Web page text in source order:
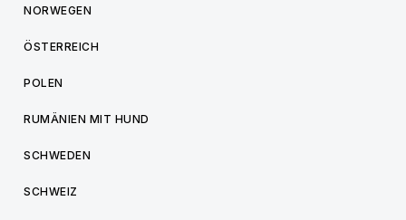
NORWEGEN
ÖSTERREICH
POLEN
RUMÄNIEN MIT HUND
SCHWEDEN
SCHWEIZ